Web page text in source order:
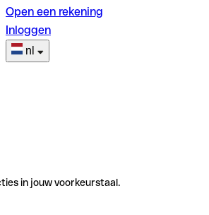
Open een rekening
Inloggen
nl
in jouw voorkeurstaal.